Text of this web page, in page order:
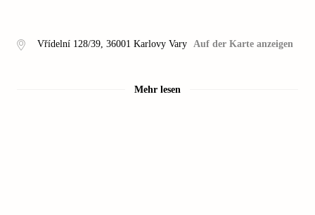
Vřídelní 128/39, 36001 Karlovy Vary Auf der Karte anzeigen
Mehr lesen